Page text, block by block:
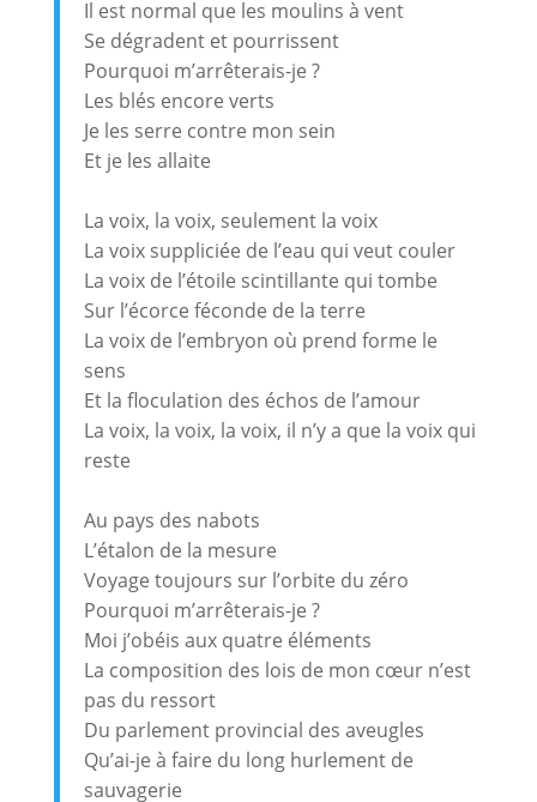
Il est normal que les moulins à vent
Se dégradent et pourrissent
Pourquoi m’arrêterais-je ?
Les blés encore verts
Je les serre contre mon sein
Et je les allaite
La voix, la voix, seulement la voix
La voix suppliciée de l’eau qui veut couler
La voix de l’étoile scintillante qui tombe
Sur l’écorce féconde de la terre
La voix de l’embryon où prend forme le
sens
Et la floculation des échos de l’amour
La voix, la voix, la voix, il n’y a que la voix qui
reste
Au pays des nabots
L’étalon de la mesure
Voyage toujours sur l’orbite du zéro
Pourquoi m’arrêterais-je ?
Moi j’obéis aux quatre éléments
La composition des lois de mon cœur n’est
pas du ressort
Du parlement provincial des aveugles
Qu’ai-je à faire du long hurlement de
sauvagerie